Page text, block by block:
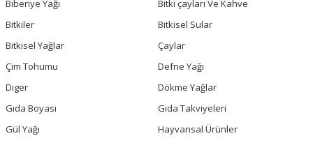
Biberiye Yağı
Bitki çayları Ve Kahve
Bitkiler
Bitkisel Sular
Bitkisel Yağlar
Çaylar
Çim Tohumu
Defne Yağı
Diger
Dökme Yağlar
Gıda Boyası
Gıda Takviyeleri
Gül Yağı
Hayvansal Ürünler